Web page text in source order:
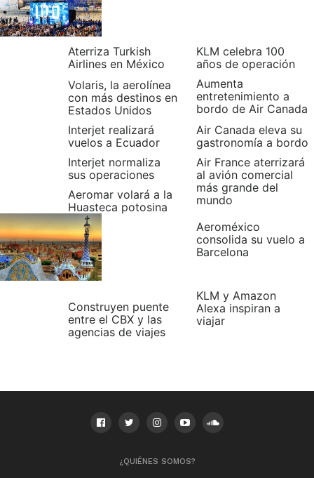
KLM celebra 100
años de operación
Aterriza Turkish
Airlines en México
Aumenta
entretenimiento a
bordo de Air Canada
Volaris, la aerolínea
con más destinos en
Estados Unidos
Air Canada eleva su
gastronomía a bordo
Interjet realizará
vuelos a Ecuador
Air France aterrizará
al avión comercial
más grande del
mundo
Interjet normaliza
sus operaciones
Aeromar volará a la
Huasteca potosina
Aeroméxico
consolida su vuelo a
Barcelona
KLM y Amazon
Alexa inspiran a
viajar
Construyen puente
entre el CBX y las
agencias de viajes
¿QUIÉNES SOMOS?